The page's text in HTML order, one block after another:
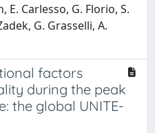
E. Carlesso, G. Florio, S.
G. Grasselli, A.
factors
during the peak
the global UNITE-